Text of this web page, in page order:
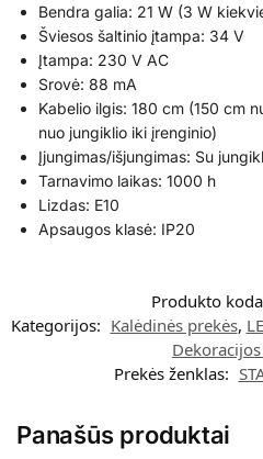
Bendra galia: 21 W (3 W
Šviesos šaltinio įtampa: 34 V
Įtampa: 230 V AC
Srovė: 88 mA
Kabelio ilgis: 180 cm (150 cm
nuo jungiklio iki įrenginio)
Įjungimas/išjungimas: Su
Tarnavimo laikas: 1000 h
Lizdas: E10
Apsaugos klasė: IP20
Produkto
Kategorijos: Kalėdinės prekės,
Prekės ženklas:
Panašūs produktai